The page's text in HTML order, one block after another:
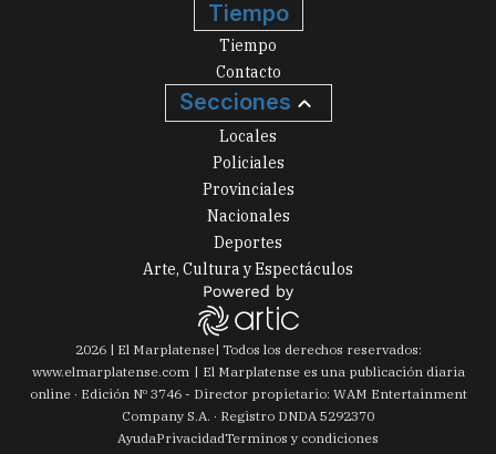
Tiempo
Tiempo
Contacto
Secciones
Locales
Policiales
Provinciales
Nacionales
Deportes
Arte, Cultura y Espectáculos
2026| El Marplatense| Todos los derechos reservados:
www.elmarplatense.com
El Marplatense es una publicación diaria
online · Edición Nº 3746- Director propietario: WAM Entertainment
Company S.A. · Registro DNDA 5292370
AyudaPrivacidadTerminos y condiciones